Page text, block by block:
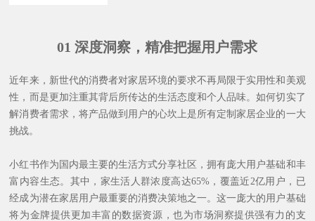
01深度洞察，精准把握用户需求
近年来，新世代的消费者对家居环境的要求不再局限于实用性和美观
性，而是更加注重其背后所传达的生活态度和个人品味。如何切实了
解消费者需求，将产品做到用户的心坎上是所有定制家居企业的一大
挑战。
小红书作为国内最主要的生活方式分享社区，拥有庞大用户基础和丰
富内容生态。其中，家生活人群浓度高达65%，覆盖近2亿用户，已
经成为潜在家居用户最重要的消费决策地之一。这一庞大的用户基础
将为金牌提供更加丰富的数据资源，也为市场洞察提供强有力的支